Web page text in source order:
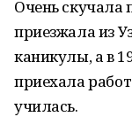
Очень скучала
приезжала из
каникулы, а в
приехала
училась.